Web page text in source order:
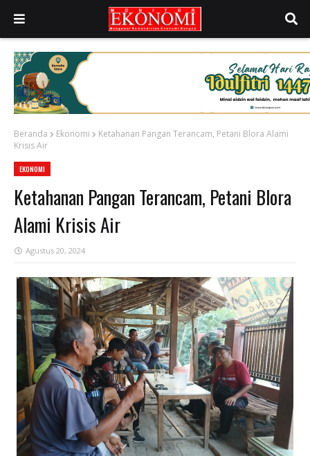
Beranda Ekonomi
Ketahanan Pangan Terancam, Petani Blora Alami
Krisis Air
EKONOMI
Ketahanan Pangan Terancam, Petani Blora
Alami Krisis Air
Agustus 20, 2024